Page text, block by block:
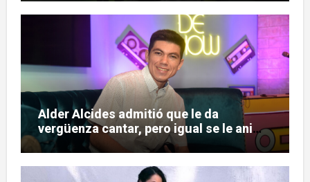
Alder Alcides admitió que le da
vergüenza cantar, pero igual se le animó
a Soda Stereo